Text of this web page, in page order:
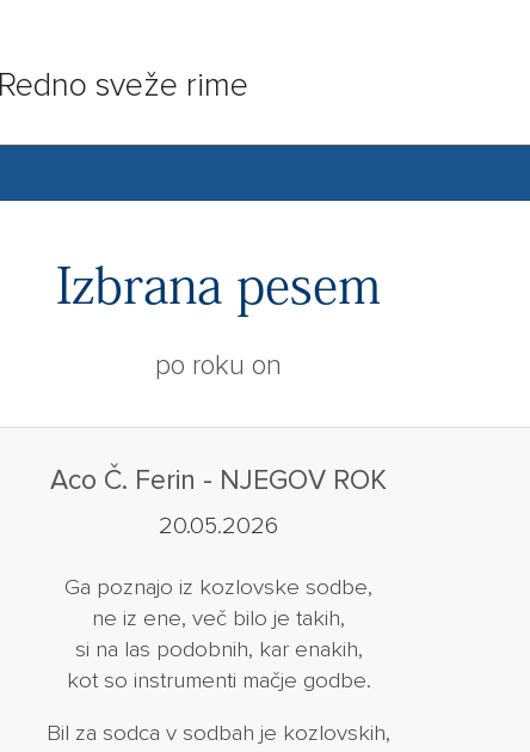
Redno sveže rime
Izbrana pesem
po roku on
Aco Č. Ferin - NJEGOV ROK
20.05.2026
Ga poznajo iz kozlovske sodbe,
ne iz ene, več bilo je takih,
si na las podobnih, kar enakih,
kot so instrumenti mačje godbe.
Bil za sodca v sodbah je kozlovskih,